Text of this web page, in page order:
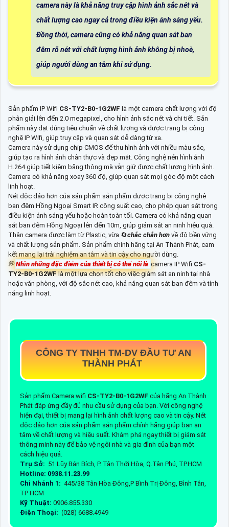
camera này là khả năng truy cập hình ảnh sắc nét và
chất lượng cao ngay cả trong điều kiện ánh sáng yếu.
Đồng thời, camera cũng có khả năng quan sát ban
đêm rõ nét với chất lượng hình ảnh không bị nhoè,
giúp người dùng an tâm khi sử dụng.
Sản phẩm IP Wifi CS-TY2-B0-1G2WF là một camera chất lượng với độ
phân giải lên đến 2.0 megapixel, cho hình ảnh sắc nét và chi tiết. Sản
phẩm này đạt đúng tiêu chuẩn về chất lượng và được trang bị công
nghệ IP Wifi, giúp truy cập và quan sát dễ dàng từ xa.
Camera này sử dụng chip CMOS để thu hình ảnh với nhiều màu sắc,
giúp tạo ra hình ảnh chân thực và đẹp mắt. Công nghệ nén hình ảnh
H.264 giúp tiết kiệm băng thông mà vẫn giữ được chất lượng hình ảnh.
Camera có khả năng xoay 360 độ, giúp quan sát mọi góc độ một cách
linh hoạt.
Nét độc đáo hơn của sản phẩm sản phẩm được trang bị công nghệ
ban đêm Hồng Ngoại Smart IR công suất cao, cho phép quan sát trong
điều kiện ánh sáng yếu hoặc hoàn toàn tối. Camera có khả năng quan
sát ban đêm Hồng Ngoại lên đến 10m, giúp giám sát an ninh hiệu quả.
Thân camera được làm từ Plastic, vừa 🔄chắc chắn hơn về độ bền vững
và chất lượng sản phẩm. Sản phẩm chính hãng tại An Thành Phát, cam
kết mang lại trải nghiệm an tâm và tin cậy cho người dùng.
💭Nhìn những đặc điểm của thiết bị có thể nói là camera IP Wifi CS-
TY2-B0-1G2WFlà một lựa chọn tốt cho việc giám sát an ninh tại nhà
hoặc văn phòng, với độ sắc nét cao, khả năng quan sát ban đêm và tính
năng linh hoạt.
CÔNG TY TNHH TM-DV ĐẦU TƯ AN
THÀNH PHÁT
Sản phẩm Camera wifi CS-TY2-B0-1G2WF của hãng An Thành
Phát đáp ứng đầy đủ nhu cầu sử dụng của bạn. Với công nghệ
hiện đại, thiết bị mang lại hình ảnh chất lượng cao và tin cậy. Nét
độc đáo hơn của sản phẩm sản phẩm chính hãng giúp bạn an
tâm về chất lượng và hiệu suất. Khám phá ngay thiết bị giám sát
thông minh này để bảo vệ ngôi nhà và gia đình của bạn một
cách hiệu quả.
Trụ Sở: 51 Lũy Bán Bích, P. Tân Thới Hòa, Q.Tân Phú, TP.HCM
Hotline: 0938.11.23.99
Chi Nhánh 1: 445/38 Tân Hòa Đông,P Bình Trị Đông, Bình Tân,
TP HCM
Kỹ Thuật: 0906.855.330
Điện Thoại: (028) 6688.4949